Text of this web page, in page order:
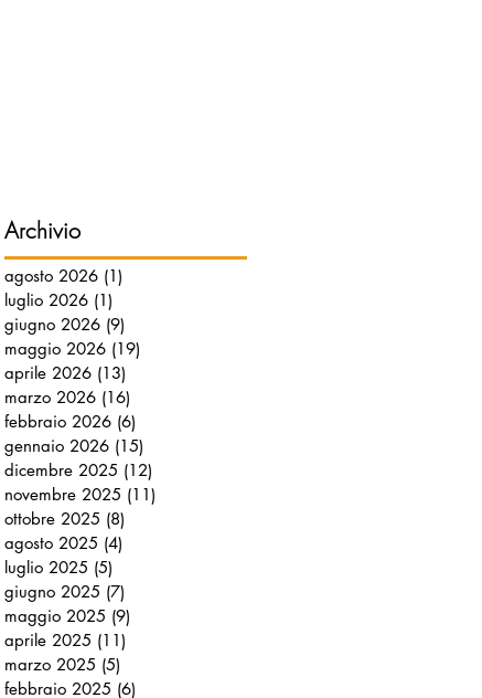
Archivio
agosto 2026 (1)
luglio 2026 (1)
giugno 2026 (9)
maggio 2026 (19)
aprile 2026 (13)
marzo 2026 (16)
febbraio 2026 (6)
gennaio 2026 (15)
dicembre 2025 (12)
novembre 2025 (11)
ottobre 2025 (8)
agosto 2025 (4)
luglio 2025 (5)
giugno 2025 (7)
maggio 2025 (9)
aprile 2025 (11)
marzo 2025 (5)
febbraio 2025 (6)